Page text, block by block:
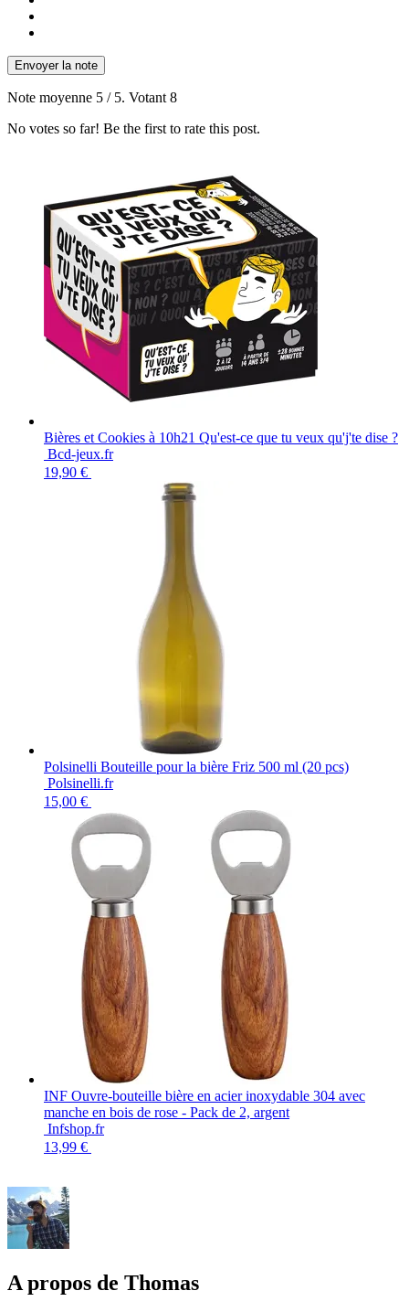
Envoyer la note
Note moyenne 5 / 5. Votant 8
No votes so far! Be the first to rate this post.
Bières et Cookies à 10h21 Qu'est-ce que tu veux qu'j'te dise ?
Bcd-jeux.fr
19,90 €
Polsinelli Bouteille pour la bière Friz 500 ml (20 pcs)
Polsinelli.fr
15,00 €
INF Ouvre-bouteille bière en acier inoxydable 304 avec
manche en bois de rose - Pack de 2, argent
Infshop.fr
13,99 €
A propos de Thomas